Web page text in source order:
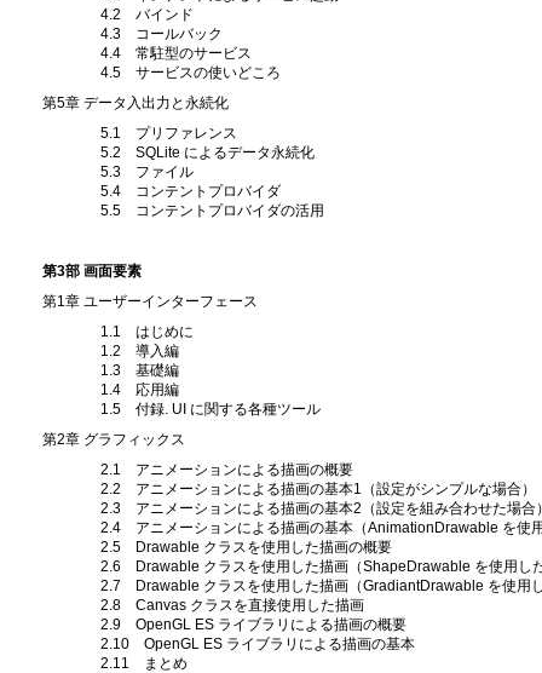
4.2 バインド
4.3 コールバック
4.4 常駐型のサービス
4.5 サービスの使いどころ
第5章 データ入出力と永続化
5.1 プリファレンス
5.2 SQLite によるデータ永続化
5.3 ファイル
5.4 コンテントプロバイダ
5.5 コンテントプロバイダの活用
第3部 画面要素
第1章 ユーザーインターフェース
1.1 はじめに
1.2 導入編
1.3 基礎編
1.4 応用編
1.5 付録. UI に関する各種ツール
第2章 グラフィックス
2.1 アニメーションによる描画の概要
2.2 アニメーションによる描画の基本1（設定がシンプルな場合）
2.3 アニメーションによる描画の基本2（設定を組み合わせた場合
2.4 アニメーションによる描画の基本（AnimationDrawable を使用
2.5 Drawable クラスを使用した描画の概要
2.6 Drawable クラスを使用した描画（ShapeDrawable を使用し
2.7 Drawable クラスを使用した描画（GradiantDrawable を使用し
2.8 Canvas クラスを直接使用した描画
2.9 OpenGL ES ライブラリによる描画の概要
2.10 OpenGL ES ライブラリによる描画の基本
2.11 まとめ